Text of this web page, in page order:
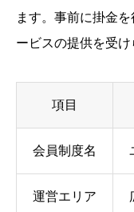
ます。事前に掛金
ービスの提供を受け
項目
会員制度名
運営エリア